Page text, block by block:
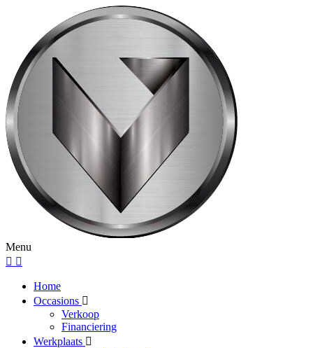
Menu
Home
Occasions
Verkoop
Financiering
Werkplaats